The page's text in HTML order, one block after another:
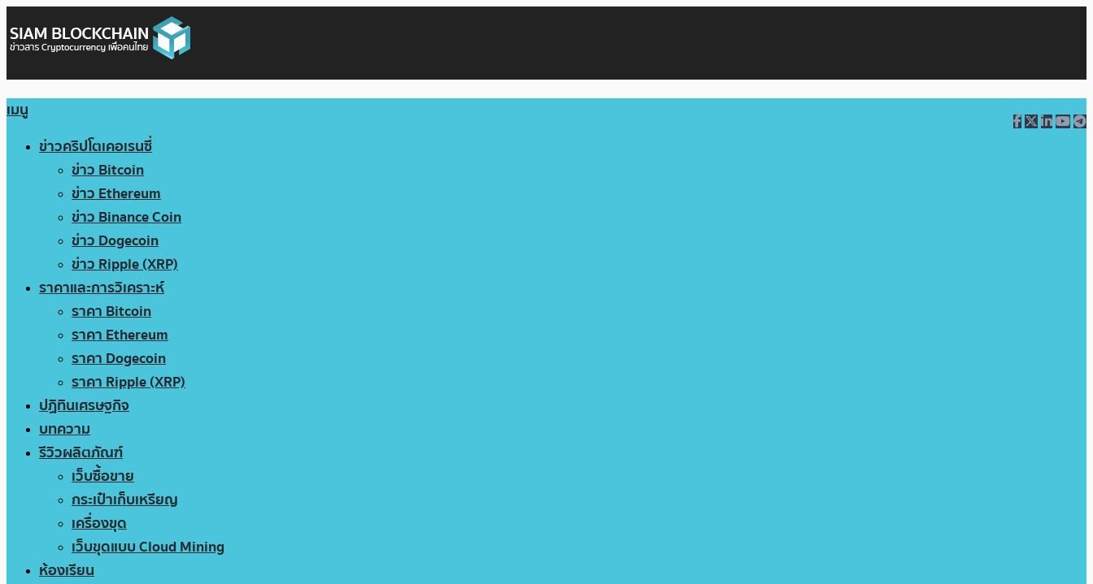
เมนู
ข่าวคริปโตเคอเรนซี่
ข่าว Bitcoin
ข่าว Ethereum
ข่าว Binance Coin
ข่าว Dogecoin
ข่าว Ripple (XRP)
ราคาและการวิเคราะห์
ราคา Bitcoin
ราคา Ethereum
ราคา Dogecoin
ราคา Ripple (XRP)
ปฏิทินเศรษฐกิจ
บทความ
รีวิวผลิตภัณฑ์
เว็บซื้อขาย
กระเป๋าเก็บเหรียญ
เครื่องขุด
เว็บขุดแบบ Cloud Mining
ห้องเรียน